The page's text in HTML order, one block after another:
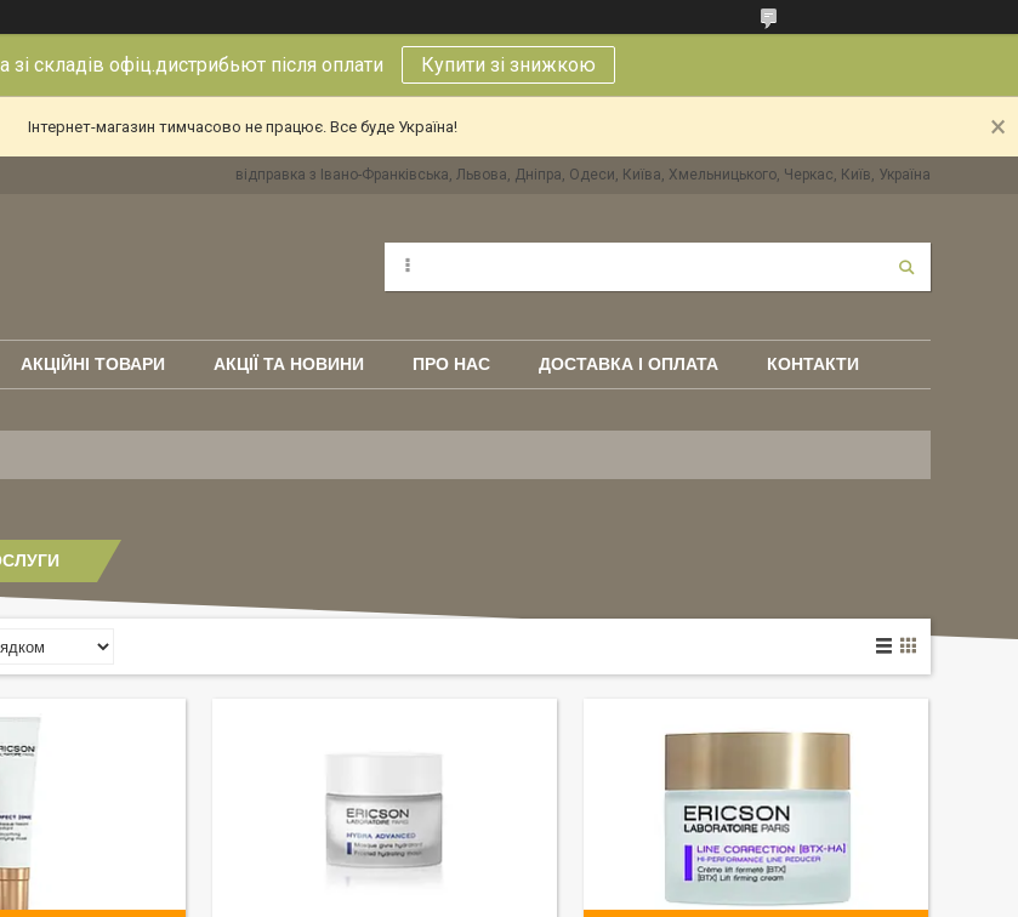
складів офіц.дистрибьют після оплати Купити зі знижкою
Інтернет-магазин тимчасово не працює. Все буде Україна!
відправка з Івано-Франківська, Львова, Дніпра, Одеси, Київа, Хмельницького, Черкас, Київ, Україна
АКЦІЙНІ ТОВАРИ АКЦІЇ ТА НОВИНИ ПРО НАС ДОСТАВКА І ОПЛАТА КОНТАКТИ